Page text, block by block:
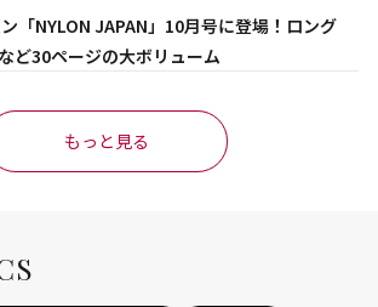
「NYLON JAPAN」10月号に登場！ロング
ど30ページの大ボリューム
もっと見る